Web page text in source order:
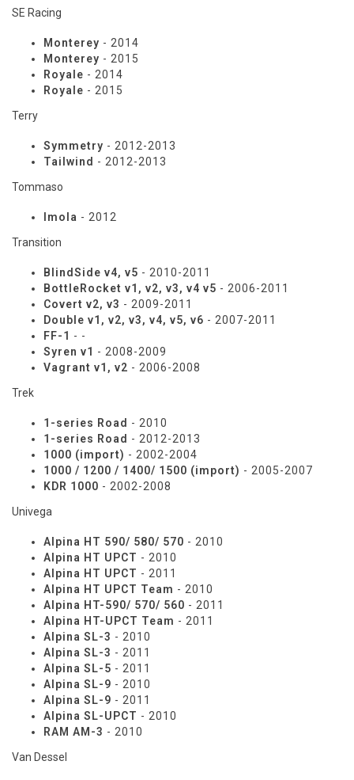
SE Racing
Monterey - 2014
Monterey - 2015
Royale - 2014
Royale - 2015
Terry
Symmetry - 2012-2013
Tailwind - 2012-2013
Tommaso
Imola - 2012
Transition
BlindSide v4, v5 - 2010-2011
BottleRocket v1, v2, v3, v4 v5 - 2006-2011
Covert v2, v3 - 2009-2011
Double v1, v2, v3, v4, v5, v6 - 2007-2011
FF-1 - -
Syren v1 - 2008-2009
Vagrant v1, v2 - 2006-2008
Trek
1-series Road - 2010
1-series Road - 2012-2013
1000 (import) - 2002-2004
1000 / 1200 / 1400/ 1500 (import) - 2005-2007
KDR 1000 - 2002-2008
Univega
Alpina HT 590/ 580/ 570 - 2010
Alpina HT UPCT - 2010
Alpina HT UPCT - 2011
Alpina HT UPCT Team - 2010
Alpina HT-590/ 570/ 560 - 2011
Alpina HT-UPCT Team - 2011
Alpina SL-3 - 2010
Alpina SL-3 - 2011
Alpina SL-5 - 2011
Alpina SL-9 - 2010
Alpina SL-9 - 2011
Alpina SL-UPCT - 2010
RAM AM-3 - 2010
Van Dessel